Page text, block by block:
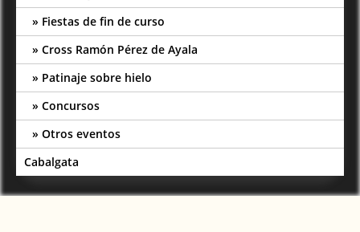
Fiestas de fin de curso
Cross Ramón Pérez de Ayala
Patinaje sobre hielo
Concursos
Otros eventos
Cabalgata